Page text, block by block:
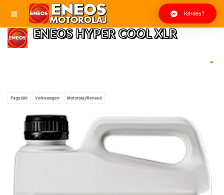
Kérdés?
ENEOS HYPER COOL XLR
Fagyálló Volkswagen Motorolaj/Renault